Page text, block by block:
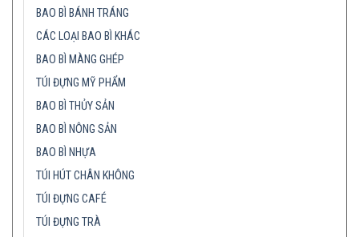
BAO BÌ BÁNH TRÁNG
CÁC LOẠI BAO BÌ KHÁC
BAO BÌ MÀNG GHÉP
TÚI ĐỰNG MỸ PHẨM
BAO BÌ THỦY SẢN
BAO BÌ NÔNG SẢN
BAO BÌ NHỰA
TÚI HÚT CHÂN KHÔNG
TÚI ĐỰNG CAFÉ
TÚI ĐỰNG TRÀ